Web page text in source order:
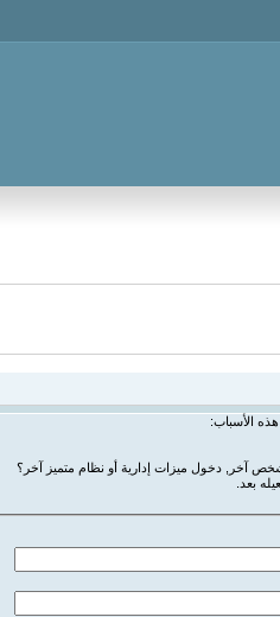
الأسباب:
آخر, دخول ميزات إدارية أو نظام متميز آخر؟
بعد.